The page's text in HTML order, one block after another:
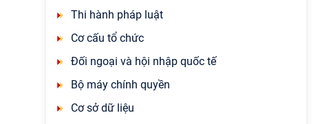
Thi hành pháp luật
Cơ cấu tổ chức
Đối ngoại và hội nhập quốc tế
Bộ máy chính quyền
Cơ sở dữ liệu